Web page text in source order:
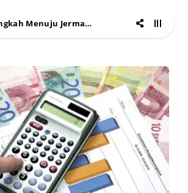
Langkah Menuju Jerman dalam Mencari Pekerjaan